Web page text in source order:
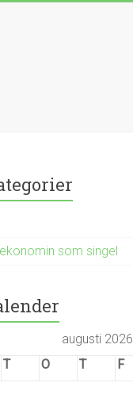
som singel
augusti 2026
T O T F